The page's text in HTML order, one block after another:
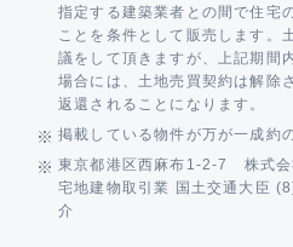
指定する建築業者との間で住宅
ことを条件として販売します。
議をして頂きますが、上記期間
場合には、土地売買契約は解除
返還されることになります。
掲載している物件が万が一成約
東京都港区西麻布1-2-7 株式
宅地建物取引業 国土交通大臣
介